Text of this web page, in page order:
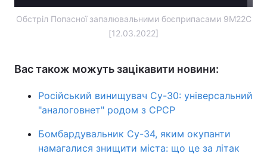
Обстріл Попасної запалювальними боєприпасами 9М22С
[12.03.2022]
Вас також можуть зацікавити новини:
Російський винищувач Су-30: універсальний
"аналоговнет" родом з СРСР
Бомбардувальник Су-34, яким окупанти
намагалися знищити міста: що це за літак